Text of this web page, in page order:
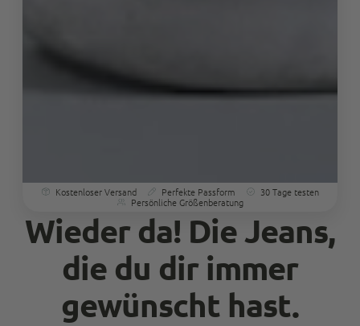
Kostenloser Versand Perfekte Passform
30 Tage testen
Persönliche Größenberatung
Wieder da! Die Jeans,
die du dir immer
gewünscht hast.